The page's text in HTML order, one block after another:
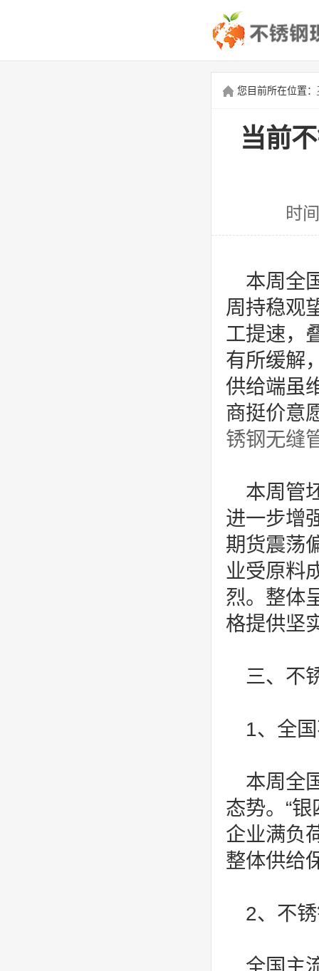
您目前所在位置：
当前
时
本周全
周持稳观
工提速，
有所缓解
供给端虽
商挺价意
锈钢无缝
本周管
进一步增
期货震荡
业受原料
烈。整体
格提供坚
三、不
1、全
本周全
态势。“
企业满负
整体供给
2、不
全国主